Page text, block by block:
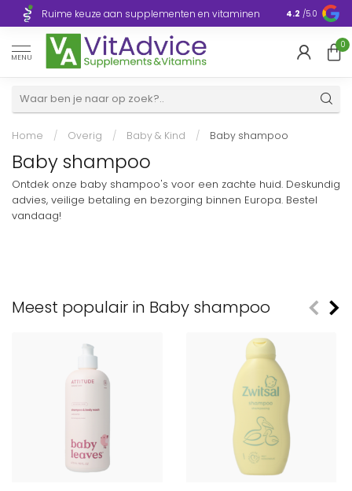
Ruime keuze aan supplementen en vitaminen Europa
4.2 /5.0
MENU
0
Home / Overig / Baby & Kind / Baby shampoo
Baby shampoo
Ontdek onze baby shampoo's voor een zachte huid. Deskundig
advies, veilige betaling en bezorging binnen Europa. Bestel
vandaag!
Meest populair in Baby shampoo